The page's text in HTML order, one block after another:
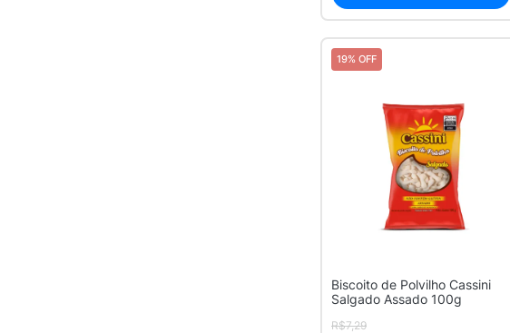
19% OFF
Biscoito de Polvilho Cassini
Salgado Assado 100g
R$7,29